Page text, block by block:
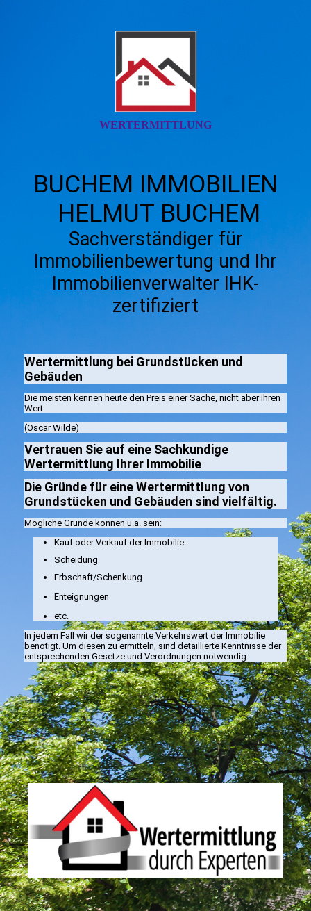
WERTERMITTLUNG
BUCHEM IMMOBILIEN
HELMUT BUCHEM
Sachverständiger für
Immobilienbewertung und Ihr
Immobilienverwalter IHK-
zertifiziert
Wertermittlung bei Grundstücken und
Gebäuden
Die meisten kennen heute den Preis einer Sache, nicht aber ihren
Wert
(Oscar Wilde)
Vertrauen Sie auf eine Sachkundige
Wertermittlung Ihrer Immobilie
Die Gründe für eine Wertermittlung von
Grundstücken und Gebäuden sind vielfältig.
Mögliche Gründe können u.a. sein:
Kauf oder Verkauf der Immobilie
Scheidung
Erbschaft/Schenkung
Enteignungen
etc.
In jedem Fall wir der sogenannte Verkehrswert der Immobilie
benötigt. Um diesen zu ermitteln, sind detaillierte Kenntnisse der
entsprechenden Gesetze und Verordnungen notwendig.